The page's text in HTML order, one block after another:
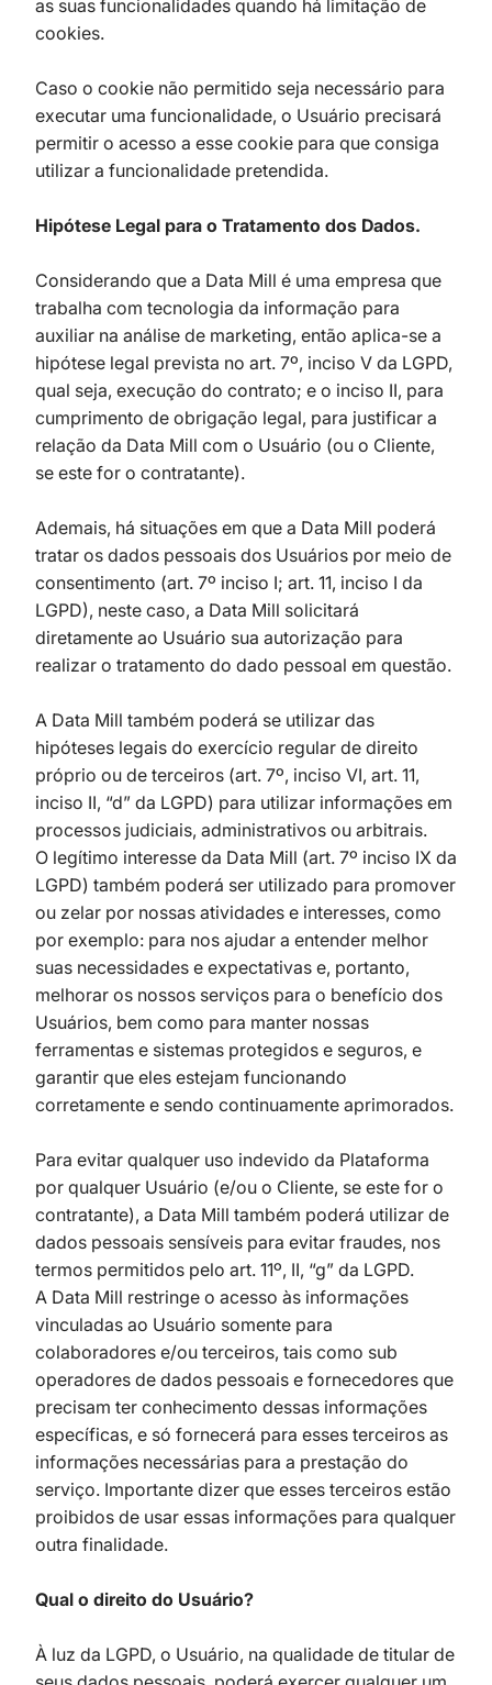
as suas funcionalidades quando há limitação de
cookies.
Caso o cookie não permitido seja necessário para
executar uma funcionalidade, o Usuário precisará
permitir o acesso a esse cookie para que consiga
utilizar a funcionalidade pretendida.
Hipótese Legal para o Tratamento dos Dados.
Considerando que a Data Mill é uma empresa que
trabalha com tecnologia da informação para
auxiliar na análise de marketing, então aplica-se a
hipótese legal prevista no art. 7º, inciso V da LGPD,
qual seja, execução do contrato; e o inciso II, para
cumprimento de obrigação legal, para justificar a
relação da Data Mill com o Usuário (ou o Cliente,
se este for o contratante).
Ademais, há situações em que a Data Mill poderá
tratar os dados pessoais dos Usuários por meio de
consentimento (art. 7º inciso I; art. 11, inciso I da
LGPD), neste caso, a Data Mill solicitará
diretamente ao Usuário sua autorização para
realizar o tratamento do dado pessoal em questão.
A Data Mill também poderá se utilizar das
hipóteses legais do exercício regular de direito
próprio ou de terceiros (art. 7º, inciso VI, art. 11,
inciso II, “d” da LGPD) para utilizar informações em
processos judiciais, administrativos ou arbitrais.
O legítimo interesse da Data Mill (art. 7º inciso IX da
LGPD) também poderá ser utilizado para promover
ou zelar por nossas atividades e interesses, como
por exemplo: para nos ajudar a entender melhor
suas necessidades e expectativas e, portanto,
melhorar os nossos serviços para o benefício dos
Usuários, bem como para manter nossas
ferramentas e sistemas protegidos e seguros, e
garantir que eles estejam funcionando
corretamente e sendo continuamente aprimorados.
Para evitar qualquer uso indevido da Plataforma
por qualquer Usuário (e/ou o Cliente, se este for o
contratante), a Data Mill também poderá utilizar de
dados pessoais sensíveis para evitar fraudes, nos
termos permitidos pelo art. 11º, II, “g” da LGPD.
A Data Mill restringe o acesso às informações
vinculadas ao Usuário somente para
colaboradores e/ou terceiros, tais como sub
operadores de dados pessoais e fornecedores que
precisam ter conhecimento dessas informações
específicas, e só fornecerá para esses terceiros as
informações necessárias para a prestação do
serviço. Importante dizer que esses terceiros estão
proibidos de usar essas informações para qualquer
outra finalidade.
Qual o direito do Usuário?
À luz da LGPD, o Usuário, na qualidade de titular de